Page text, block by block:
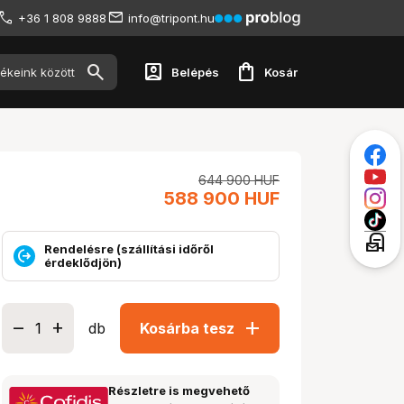
+36 1 808 9888 info@tripont.hu
account_box Belépés shopping_bag Kosár
644 900 HUF
588 900 HUF
Rendelésre (szállítási időről
érdeklődjön)
db Kosárba tesz add
Részletre is megvehető
local_post_office